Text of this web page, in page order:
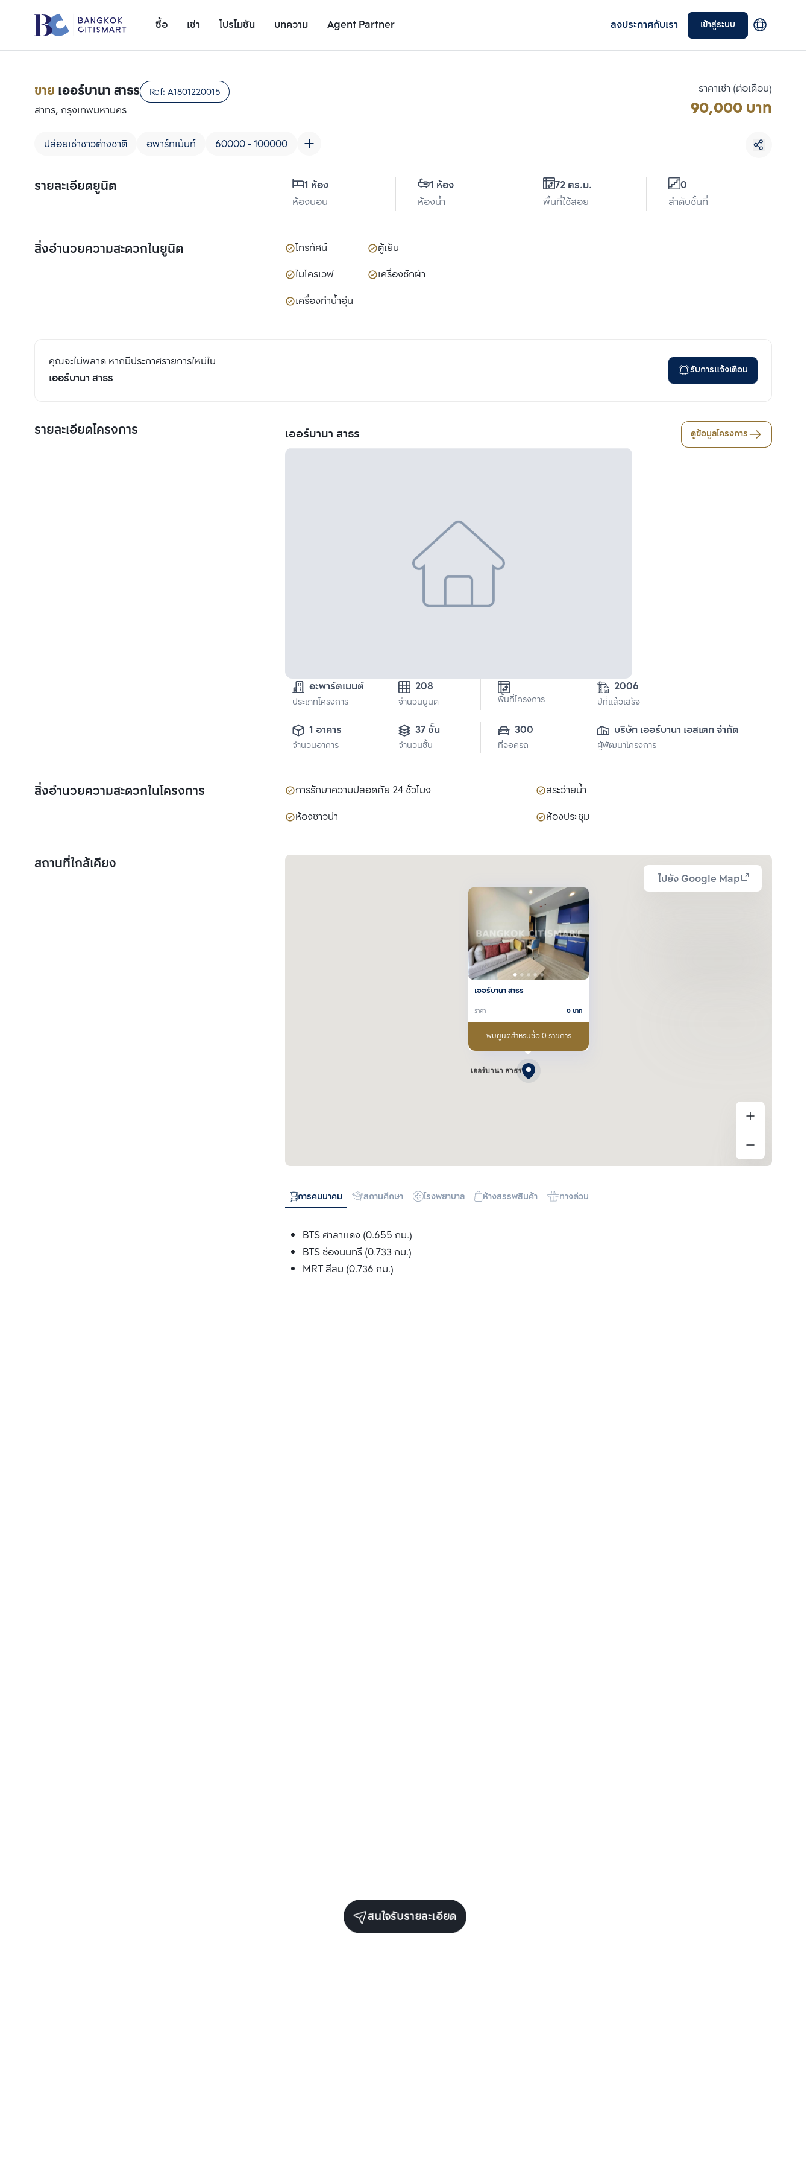
ซื้อ เช่า โปรโมชัน บทความ Agent Partner ลงประกาศกับเรา เข้าสู่ระบบ
รายละเอียดยูนิต
ขาย เออร์บานา สาธร Ref: A1801220015
สาทร, กรุงเทพมหานคร
ปล่อยเช่าชาวต่างชาติ อพาร์ทเม้นท์ 60000 - 100000
ราคาเช่า (ต่อเดือน)
90,000 บาท
รายละเอียดยูนิต
1 ห้อง
ห้องนอน
1 ห้อง
ห้องน้ำ
72 ตร.ม.
พื้นที่ใช้สอย
0
ลำดับชั้นที่
สิ่งอำนวยความสะดวกในยูนิต โทรทัศน์
ตู้เย็น
ไมโครเวฟ
เครื่องซักผ้า
เครื่องทำน้ำอุ่น
คุณจะไม่พลาด หากมีประกาศรายการใหม่ใน
เออร์บานา สาธร
รับการแจ้งเตือน
รายละเอียดโครงการ เออร์บานา สาธร ดูข้อมูลโครงการ
อะพาร์ตเมนต์
ประเภทโครงการ
208
จำนวนยูนิต พื้นที่โครงการ
2006
ปีที่แล้วเสร็จ
1 อาคาร
จำนวนอาคาร
37 ชั้น
จำนวนชั้น
300
ที่จอดรถ
บริษัท เออร์บานา เอสเตท จำกัด
ผู้พัฒนาโครงการ
สิ่งอำนวยความสะดวกในโครงการ การรักษาความปลอดภัย 24 ชั่วโมง
สระว่ายน้ำ
ห้องซาวน่า
ห้องประชุม
สถานที่ใกล้เคียง
ไปยัง Google Map
เออร์บานา สาธร
เออร์บานา สาธร
ราคา 0บาท
พบยูนิตสำหรับซื้อ 0 รายการ
การคมนาคม สถานศึกษา โรงพยาบาล ห้างสรรพสินค้า ทางด่วน
BTS ศาลาแดง (0.655 กม.)
BTS ช่องนนทรี (0.733 กม.)
MRT สีลม (0.736 กม.)
สนใจรับรายละเอียด
เพิ่มยูนิตเปรียบเทียบ
เพิ่มยูนิตเปรียบเทียบ
เลือกยูนิตเพื่อเปรียบเทียบ
เลือกได้สูงสุด 3 รายการ